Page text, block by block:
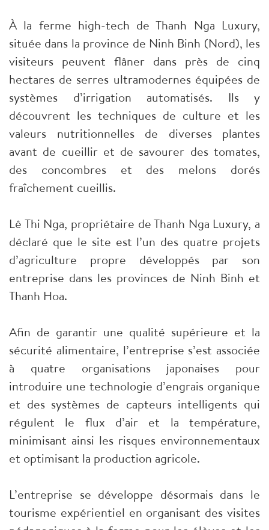
À la ferme high-tech de Thanh Nga Luxury,
située dans la province de Ninh Binh (Nord), les
visiteurs peuvent flâner dans près de cinq
hectares de serres ultramodernes équipées de
systèmes d’irrigation automatisés. Ils y
découvrent les techniques de culture et les
valeurs nutritionnelles de diverses plantes
avant de cueillir et de savourer des tomates,
des concombres et des melons dorés
fraîchement cueillis.
Lê Thi Nga, propriétaire de Thanh Nga Luxury, a
déclaré que le site est l’un des quatre projets
d’agriculture propre développés par son
entreprise dans les provinces de Ninh Binh et
Thanh Hoa.
Afin de garantir une qualité supérieure et la
sécurité alimentaire, l’entreprise s’est associée
à quatre organisations japonaises pour
introduire une technologie d’engrais organique
et des systèmes de capteurs intelligents qui
régulent le flux d’air et la température,
minimisant ainsi les risques environnementaux
et optimisant la production agricole.
L’entreprise se développe désormais dans le
tourisme expérientiel en organisant des visites